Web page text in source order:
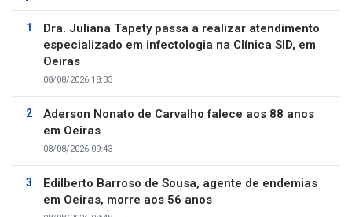
Dra. Juliana Tapety passa a realizar atendimento
especializado em infectologia na Clínica SID, em
Oeiras
08/08/2026 18:33
Aderson Nonato de Carvalho falece aos 88 anos
em Oeiras
08/08/2026 09:43
Edilberto Barroso de Sousa, agente de endemias
em Oeiras, morre aos 56 anos